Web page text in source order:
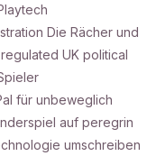
Die Rächer und
UK political
für unbeweglich
auf peregrin
umschreiben